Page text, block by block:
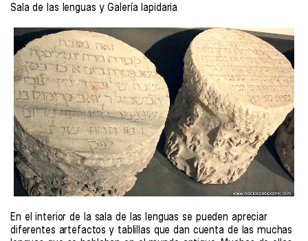
Sala de las lenguas y Galería lapidaria
En el interior de la sala de las lenguas se pueden apreciar
diferentes artefactos y tablillas que dan cuenta de las muchas